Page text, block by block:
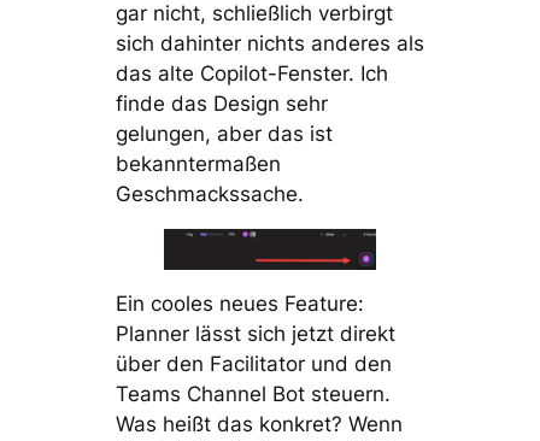
gar nicht, schließlich verbirgt
sich dahinter nichts anderes als
das alte Copilot-Fenster. Ich
finde das Design sehr
gelungen, aber das ist
bekanntermaßen
Geschmackssache.
Ein cooles neues Feature:
Planner lässt sich jetzt direkt
über den Facilitator und den
Teams Channel Bot steuern.
Was heißt das konkret? Wenn